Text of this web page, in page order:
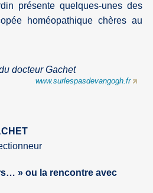
présente quelques-unes des
homéopathique chères au
docteur Gachet
www.surlespasdevangogh.fr
» ou la rencontre avec